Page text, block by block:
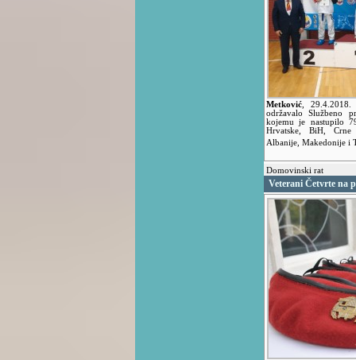
Metković
održavalo Službeno
kojemu je nastupilo
Hrvatske, BiH, Crne
Albanije, Makedonije i
Domovinski rat
Veterani Četvrte na